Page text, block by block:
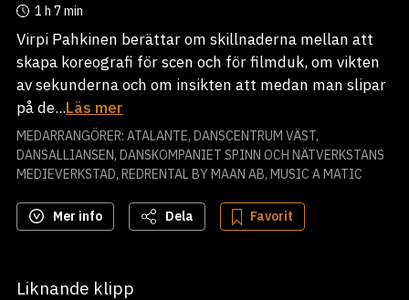
1 h 7 min
Virpi Pahkinen berättar om skillnaderna mellan att
skapa koreografi för scen och för filmduk, om vikten
av sekunderna och om insikten att medan man slipar
på de...Läs mer
MEDARRANGÖRER: ATALANTE, DANSCENTRUM VÄST,
DANSALLIANSEN, DANSKOMPANIET SPINN OCH NÄTVERKSTANS
MEDIEVERKSTAD, REDRENTAL BY MAAN AB, MUSIC A MATIC
Mer info Dela Favorit
Liknande klipp